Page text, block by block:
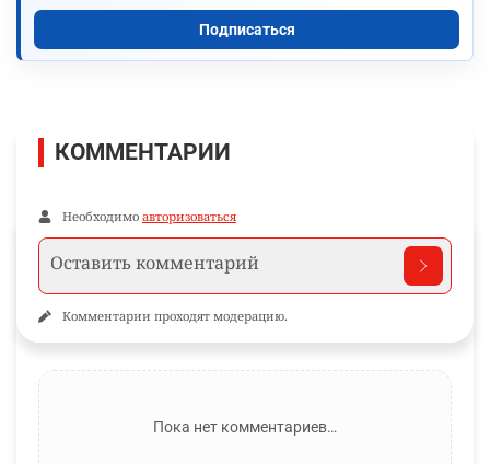
Подписаться
КОММЕНТАРИИ
Необходимо авторизоваться
Комментарии проходят модерацию.
Пока нет комментариев…